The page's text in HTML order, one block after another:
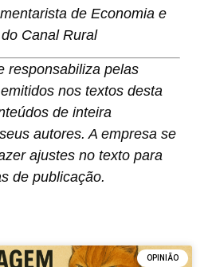
de Economia e
Canal Rural
responsabiliza pelas
nos textos desta
de inteira
autores. A empresa se
ajustes no texto para
de publicação.
OPINIÃO